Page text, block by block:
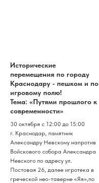
Исторические
перемещения по городу
Краснодару - пешком и по
игровому полю!
Тема: «Путями прошлого к
современности»
30 октября с 12:00 до 15:00
г. Краснодар, памятник
Александру Невскому напротив
Войскового собора Александра
Невского по адресу ул.
Постовая 26, далее игротека в
греческой нео-таверне «Яя»,по